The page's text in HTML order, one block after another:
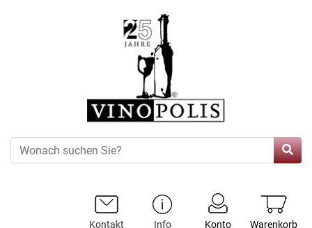
Warenkorb
Konto
Info
Kontakt